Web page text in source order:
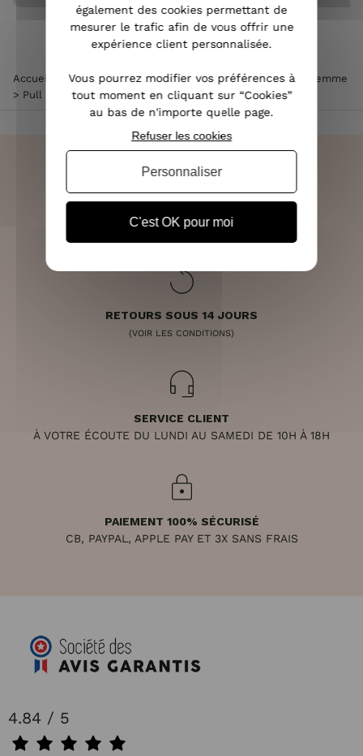
Accueil Vêtements femme >Pull femme >Pull col rond femme
> Pull marinière blanc rayures marines bande dorée
OFFERTE DÈS 70€
RETOURS SOUS 14 JOURS
(VOIR LES CONDITIONS)
SERVICE CLIENT
À VOTRE ÉCOUTE DU LUNDI AU SAMEDI DE 10H À 18H
PAIEMENT 100% SÉCURISÉ
CB, PAYPAL, APPLE PAY ET 3X SANS FRAIS
4.84 / 5
également des cookies permettant de
mesurer le trafic afin de vous offrir une
expérience client personnalisée.
Vous pourrez modifier vos préférences à
tout moment en cliquant sur “Cookies”
au bas de n'importe quelle page.
C'est OK pour moi
Refuser les cookies
Personnaliser